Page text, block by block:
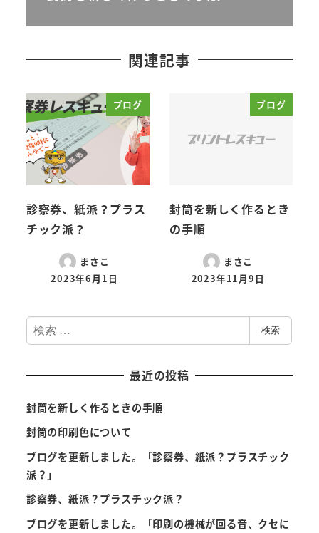
関連記事
ブログ
診察券、紙派？プラス
チック派？
まさこ
2023年6月1日
ブログ
封筒を新しく作るとき
の手順
まさこ
2023年11月9日
検
索
検索
最近の投稿
封筒を新しく作るときの手順
封筒の印刷色について
ブログを更新しました。「診察券、紙派？プラスチック
派？」
診察券、紙派？プラスチック派？
ブログを更新しました。「印刷の機械が回る音、クセに